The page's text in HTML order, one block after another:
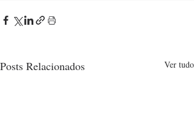
Posts Relacionados Ver tudo